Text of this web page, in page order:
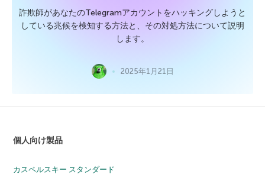
詐欺師があなたのTelegramアカウントをハッキングしようと
している兆候を検知する方法と、その対処方法について説明
します。
2025年1月21日
個人向け製品
カスペルスキー スタンダード